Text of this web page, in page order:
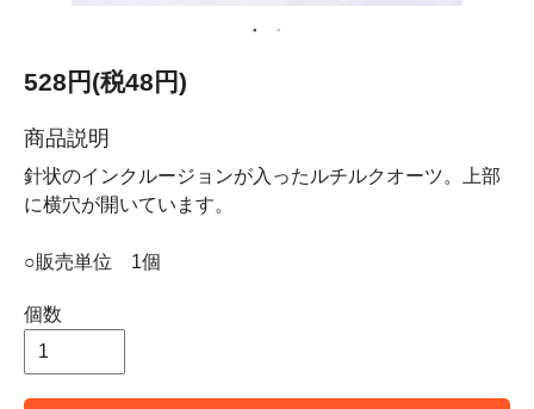
528円(税48円)
商品説明
針状のインクルージョンが入ったルチルクオーツ。上部
に横穴が開いています。
○販売単位 1個
個数